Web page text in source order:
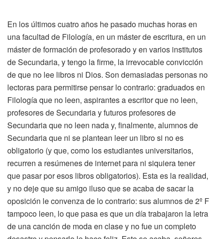
En los últimos cuatro años he pasado muchas horas en
una facultad de Filología, en un máster de escritura, en un
máster de formación de profesorado y en varios institutos
de Secundaria, y tengo la firme, la irrevocable convicción
de que no lee libros ni Dios. Son demasiadas personas no
lectoras para permitirse pensar lo contrario: graduados en
Filología que no leen, aspirantes a escritor que no leen,
profesores de Secundaria y futuros profesores de
Secundaria que no leen nada y, finalmente, alumnos de
Secundaria que ni se plantean leer un libro si no es
obligatorio (y que, como los estudiantes universitarios,
recurren a resúmenes de internet para ni siquiera tener
que pasar por esos libros obligatorios). Esta es la realidad,
y no deje que su amigo iluso que se acaba de sacar la
oposición le convenza de lo contrario: sus alumnos de 2º F
tampoco leen, lo que pasa es que un día trabajaron la letra
de una canción de moda en clase y no fue un completo